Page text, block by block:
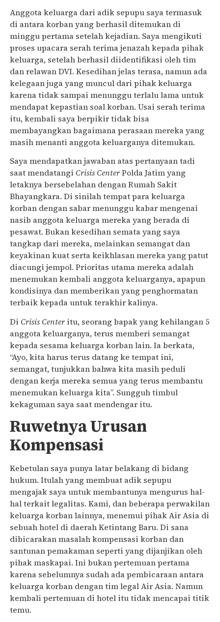
Anggota keluarga dari adik sepupu saya termasuk
di antara korban yang berhasil ditemukan di
minggu pertama setelah kejadian. Saya mengikuti
proses upacara serah terima jenazah kepada pihak
keluarga, setelah berhasil diidentifikasi oleh tim
dan relawan DVI. Kesedihan jelas terasa, namun ada
kelegaan juga yang muncul dari pihak keluarga
karena tidak sampai menunggu terlalu lama untuk
mendapat kepastian soal korban. Usai serah terima
itu, kembali saya berpikir tidak bisa
membayangkan bagaimana perasaan mereka yang
masih menanti anggota keluarganya ditemukan.
Saya mendapatkan jawaban atas pertanyaan tadi
saat mendatangi Crisis CenterPolda Jatim yang
letaknya bersebelahan dengan Rumah Sakit
Bhayangkara. Di sinilah tempat para keluarga
korban dengan sabar menunggu kabar mengenai
nasib anggota keluarga mereka yang berada di
pesawat. Bukan kesedihan semata yang saya
tangkap dari mereka, melainkan semangat dan
keyakinan kuat serta keikhlasan mereka yang patut
diacungi jempol. Prioritas utama mereka adalah
menemukan kembali anggota keluarganya, apapun
kondisinya dan memberikan yang penghormatan
terbaik kepada untuk terakhir kalinya.
Di Crisis Center itu, seorang bapak yang kehilangan 5
anggota keluarganya, terus memberi semangat
kepada sesama keluarga korban lain. Ia berkata,
“Ayo, kita harus terus datang ke tempat ini,
semangat, tunjukkan bahwa kita masih peduli
dengan kerja mereka semua yang terus membantu
menemukan keluarga kita”. Sungguh timbul
kekaguman saya saat mendengar itu.
Ruwetnya Urusan
Kompensasi
Kebetulan saya punya latar belakang di bidang
hukum. Itulah yang membuat adik sepupu
mengajak saya untuk membantunya mengurus hal-
hal terkait legalitas. Kami, dan beberapa perwakilan
keluarga korban lainnya, menemui pihak Air Asia di
sebuah hotel di daerah Ketintang Baru. Di sana
dibicarakan masalah kompensasi korban dan
santunan pemakaman seperti yang dijanjikan oleh
pihak maskapai. Ini bukan pertemuan pertama
karena sebelumnya sudah ada pembicaraan antara
keluarga korban dengan tim legal Air Asia. Namun
kembali pertemuan di hotel itu tidak mencapai titik
temu.